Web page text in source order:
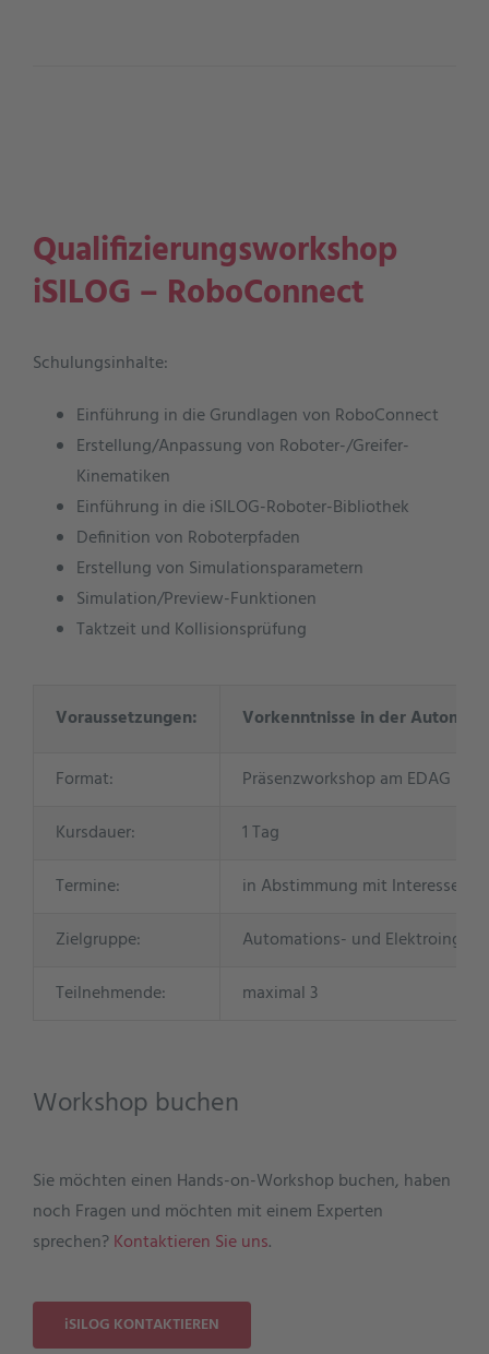
Qualifizierungsworkshop
iSILOG – RoboConnect
Schulungsinhalte:
Einführung in die Grundlagen von RoboConnect
Erstellung/Anpassung von Roboter-/Greifer-
Kinematiken
Einführung in die iSILOG-Roboter-Bibliothek
Definition von Roboterpfaden
Erstellung von Simulationsparametern
Simulation/Preview-Funktionen
Taktzeit und Kollisionsprüfung
Voraussetzungen: Vorkenntnisse in der
Format:
Präsenzworkshop am EDAG
Kursdauer:
1 Tag
Termine:
in Abstimmung mit
Zielgruppe:
Automations- und
Teilnehmende:
maximal 3
Workshop buchen
Sie möchten einen Hands-on-Workshop buchen, haben
noch Fragen und möchten mit einem Experten
sprechen?Kontaktieren Sie uns.
iSILOG KONTAKTIEREN